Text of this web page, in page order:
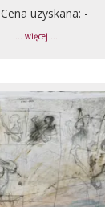
Cena uzyskana: -
... więcej ...